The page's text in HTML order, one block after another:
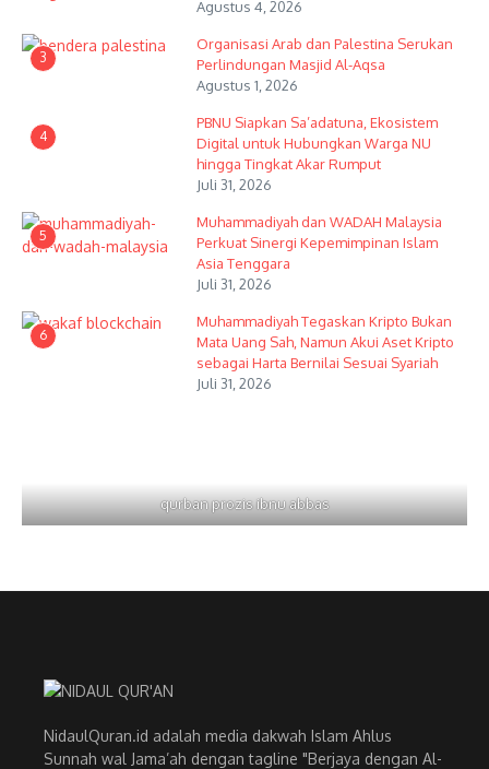
Agustus 4, 2026
3
Organisasi Arab dan Palestina Serukan
Perlindungan Masjid Al-Aqsa
Agustus 1, 2026
4
PBNU Siapkan Sa’adatuna, Ekosistem
Digital untuk Hubungkan Warga NU
hingga Tingkat Akar Rumput
Juli 31, 2026
5
Muhammadiyah dan WADAH Malaysia
Perkuat Sinergi Kepemimpinan Islam
Asia Tenggara
Juli 31, 2026
6
Muhammadiyah Tegaskan Kripto Bukan
Mata Uang Sah, Namun Akui Aset Kripto
sebagai Harta Bernilai Sesuai Syariah
Juli 31, 2026
qurban prozis ibnu abbas
NidaulQuran.id adalah media dakwah Islam Ahlus
Sunnah wal Jama’ah dengan tagline "Berjaya dengan Al-